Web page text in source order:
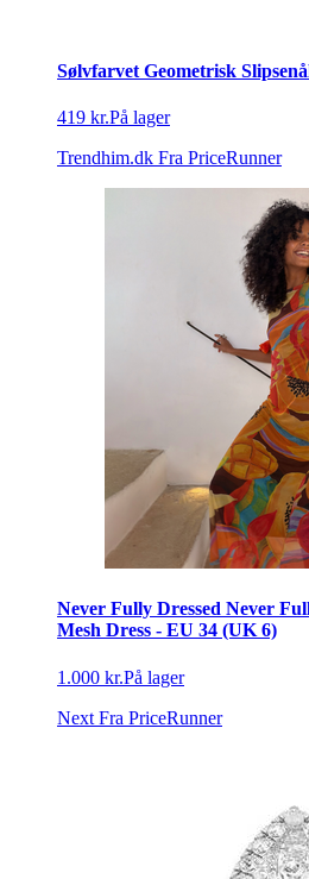
Sølvfarvet Geometrisk
419 kr.På lager
Trendhim.dk Fra PriceRunner
Never Fully Dressed Never
Mesh Dress - EU 34 (UK 6)
1.000 kr.På lager
Next Fra PriceRunner